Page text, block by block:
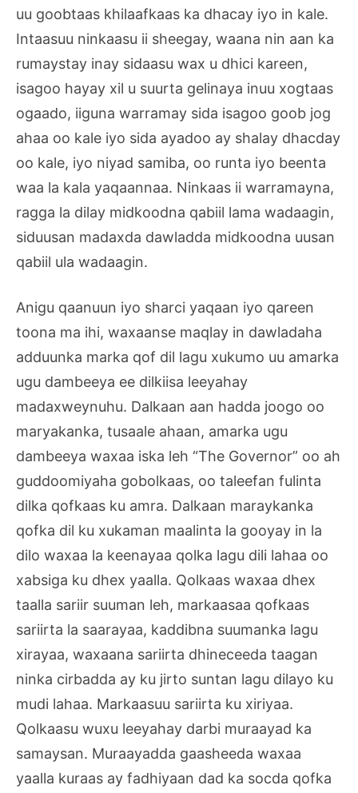
uu goobtaas khilaafkaas ka dhacay iyo in kale.
Intaasuu ninkaasu ii sheegay, waana nin aan ka
rumaystay inay sidaasu wax u dhici kareen,
isagoo hayay xil u suurta gelinaya inuu xogtaas
ogaado, iiguna warramay sida isagoo goob jog
ahaa oo kale iyo sida ayadoo ay shalay dhacday
oo kale, iyo niyad samiba, oo runta iyo beenta
waa la kala yaqaannaa. Ninkaas ii warramayna,
ragga la dilay midkoodna qabiil lama wadaagin,
siduusan madaxda dawladda midkoodna uusan
qabiil ula wadaagin.
Anigu qaanuun iyo sharci yaqaan iyo qareen
toona ma ihi, waxaanse maqlay in dawladaha
adduunka marka qof dil lagu xukumo uu amarka
ugu dambeeya ee dilkiisa leeyahay
madaxweynuhu. Dalkaan aan hadda joogo oo
maryakanka, tusaale ahaan, amarka ugu
dambeeya waxaa iska leh “The Governor” oo ah
guddoomiyaha gobolkaas, oo taleefan fulinta
dilka qofkaas ku amra. Dalkaan maraykanka
qofka dil ku xukaman maalinta la gooyay in la
dilo waxaa la keenayaa qolka lagu dili lahaa oo
xabsiga ku dhex yaalla. Qolkaas waxaa dhex
taalla sariir suuman leh, markaasaa qofkaas
sariirta la saarayaa, kaddibna suumanka lagu
xirayaa, waxaana sariirta dhineceeda taagan
ninka cirbadda ay ku jirto suntan lagu dilayo ku
mudi lahaa. Markaasuu sariirta ku xiriyaa.
Qolkaasu wuxu leeyahay darbi muraayad ka
samaysan. Muraayadda gaasheeda waxaa
yaalla kuraas ay fadhiyaan dad ka socda qofka